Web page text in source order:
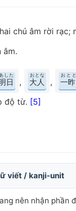
chú âm rời rạc;
âm.
日
した
, 大人
おとな
, 一昨
おと
độ từ. [5]
viết / kanji-unit
nên nhận phần